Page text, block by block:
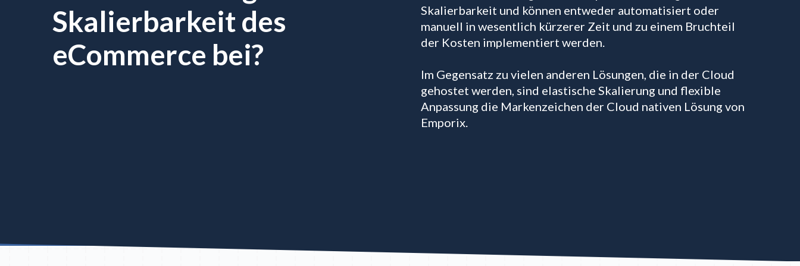
Skalierbarkeit des
eCommerce bei?
Skalierbarkeit und können entweder automatisiert oder
manuell in wesentlich kürzerer Zeit und zu einem Bruchteil
der Kosten implementiert werden.
Im Gegensatz zu vielen anderen Lösungen, die in der Cloud
gehostet werden, sind elastische Skalierung und flexible
Anpassung die Markenzeichen der Cloud nativen Lösung von
Emporix.